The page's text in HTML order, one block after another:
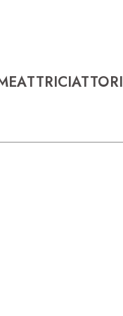
ATTRICIATTORI